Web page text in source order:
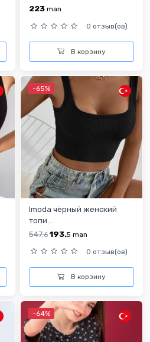
223 man
0 отзыв(ов)
В корзину
-65%
Imoda чёрный женский
топи...
547.6 193.5 man
0 отзыв(ов)
В корзину
-64%